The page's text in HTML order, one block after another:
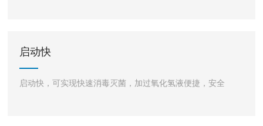
启动快
启动快，可实现快速消毒灭菌，加过氧化氢液便捷，安全